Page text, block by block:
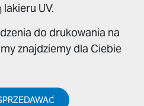
UV.
do drukowania na
znajdziemy dla Ciebie